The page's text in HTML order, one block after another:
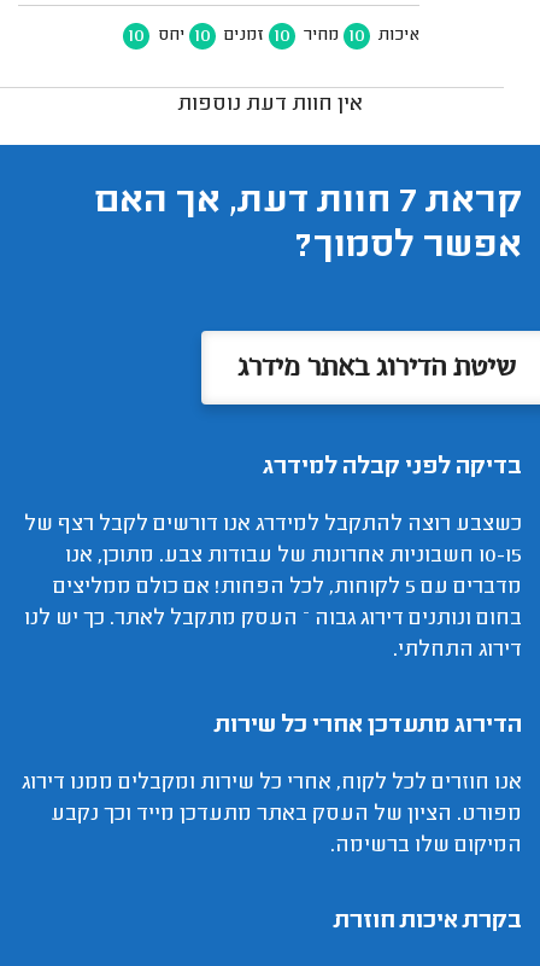
איכות 10 מחיר 10 זמנים 10 יחס 10
אין חוות דעת נוספות
קראת 7 חוות דעת, אך האם
אפשר לסמוך?
שיטת הדירוג באתר מידרג
בדיקה לפני קבלה למידרג
כשצבע רוצה להתקבל למידרג אנו דורשים לקבל רצף של
10-15 חשבוניות אחרונות של עבודות צבע. מתוכן, אנו
מדברים עם 5 לקוחות, לכל הפחות! אם כולם ממליצים
בחום ונותנים דירוג גבוה – העסק מתקבל לאתר. כך יש לנו
דירוג התחלתי.
הדירוג מתעדכן אחרי כל שירות
אנו חוזרים לכל לקוח, אחרי כל שירות ומקבלים ממנו דירוג
מפורט. הציון של העסק באתר מתעדכן מייד וכך נקבע
המיקום שלו ברשימה.
בקרת איכות חוזרת